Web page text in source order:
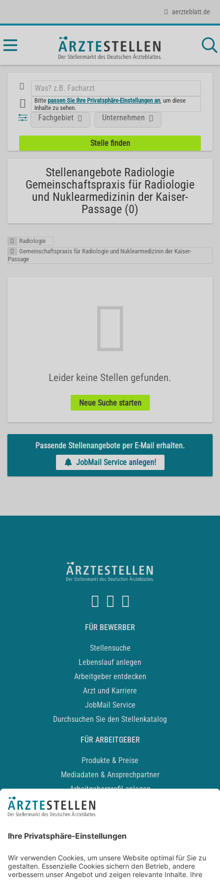
aerzteblatt.de
Bittepassen Sie Ihre Privatsphäre-Einstellungen an , um diese
Inhalte zu sehen.
Fachgebiet Unternehmen
Stellenangebote Radiologie
Gemeinschaftspraxis für Radiologie
und Nuklearmedizinin der Kaiser-
Passage (0)
Radiologie
Gemeinschaftspraxis für Radiologie und Nuklearmedizinin der Kaiser-
Passage
Leider keine Stellen gefunden.
Neue Suche starten
Passende Stellenangebote per E-Mail erhalten.
JobMail Service anlegen!
FÜR BEWERBER
Stellensuche
Lebenslauf anlegen
Arbeitgeber entdecken
Arzt und Karriere
JobMail Service
Durchsuchen Sie den Stellenkatalog
FÜR ARBEITGEBER
Produkte & Preise
Mediadaten & Ansprechpartner
Arbeitgeberprofil anlegen
Recruiting-Podcast
Kontakt
Datenschutz